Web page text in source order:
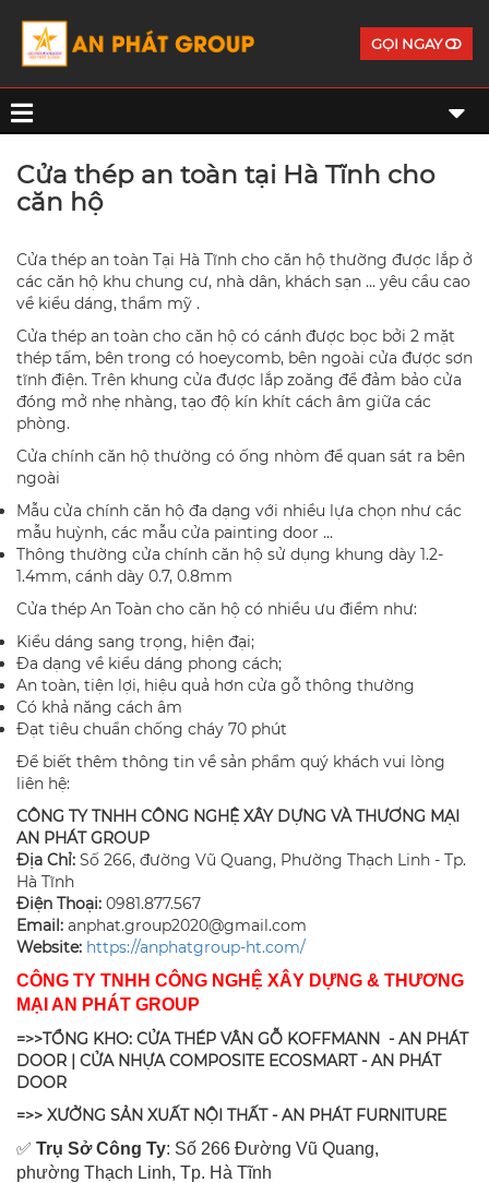
GỌI NGAY
Cửa thép an toàn tại Hà Tĩnh cho
căn hộ
Cửa thép an toàn Tại Hà Tĩnh cho căn hộ thường được lắp ở
các căn hộ khu chung cư, nhà dân, khách sạn … yêu cầu cao
về kiểu dáng, thẩm mỹ .
Cửa thép an toàn cho căn hộ có cánh được bọc bởi 2 mặt
thép tấm, bên trong có hoeycomb, bên ngoài cửa được sơn
tĩnh điện. Trên khung cửa được lắp zoăng để đảm bảo cửa
đóng mở nhẹ nhàng, tạo độ kín khít cách âm giữa các
phòng.
Cửa chính căn hộ thường có ống nhòm để quan sát ra bên
ngoài
Mẫu cửa chính căn hộ đa dạng với nhiều lựa chọn như các
mẫu huỳnh, các mẫu cửa painting door …
Thông thường cửa chính căn hộ sử dụng khung dày 1.2-
1.4mm, cánh dày 0.7, 0.8mm
Cửa thép An Toàn cho căn hộ có nhiều ưu điểm như:
Kiểu dáng sang trọng, hiện đại;
Đa dạng về kiểu dáng phong cách;
An toàn, tiện lợi, hiệu quả hơn cửa gỗ thông thường
Có khả năng cách âm
Đạt tiêu chuẩn chống cháy 70 phút
Để biết thêm thông tin về sản phẩm quý khách vui lòng
liên hệ:
CÔNG TY TNHH CÔNG NGHỆ XÂY DỰNG VÀ THƯƠNG MẠI
AN PHÁT GROUP
Địa Chỉ: Số 266, đường Vũ Quang, Phường Thạch Linh - Tp.
Hà Tĩnh
Điện Thoại: 0981.877.567
Email: anphat.group2020@gmail.com
​Website: https://anphatgroup-ht.com/
CÔNG TY TNHH CÔNG NGHỆ XÂY DỰNG & THƯƠNG
MẠI AN PHÁT GROUP
=>>TỔNG KHO: CỬA THÉP VÂN GỖ KOFFMANN - AN PHÁT
DOOR | CỬA NHỰA COMPOSITE ECOSMART - AN PHÁT
DOOR
=>> XƯỞNG SẢN XUẤT NỘI THẤT - AN PHÁT FURNITURE
✅ Trụ Sở Công Ty: Số 266 Đường Vũ Quang,
phường Thạch Linh, Tp. Hà Tĩnh